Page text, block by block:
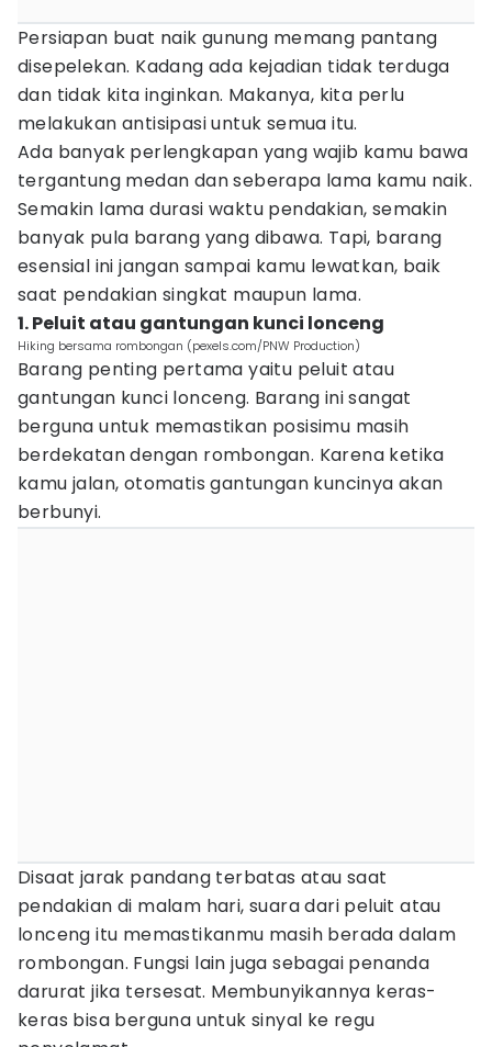
Persiapan buat naik gunung memang pantang
disepelekan. Kadang ada kejadian tidak terduga
dan tidak kita inginkan. Makanya, kita perlu
melakukan antisipasi untuk semua itu.
Ada banyak perlengkapan yang wajib kamu bawa
tergantung medan dan seberapa lama kamu naik.
Semakin lama durasi waktu pendakian, semakin
banyak pula barang yang dibawa. Tapi, barang
esensial ini jangan sampai kamu lewatkan, baik
saat pendakian singkat maupun lama.
1. Peluit atau gantungan kunci lonceng
Hiking bersama rombongan (pexels.com/PNW Production)
Barang penting pertama yaitu peluit atau
gantungan kunci lonceng. Barang ini sangat
berguna untuk memastikan posisimu masih
berdekatan dengan rombongan. Karena ketika
kamu jalan, otomatis gantungan kuncinya akan
berbunyi.
Disaat jarak pandang terbatas atau saat
pendakian di malam hari, suara dari peluit atau
lonceng itu memastikanmu masih berada dalam
rombongan. Fungsi lain juga sebagai penanda
darurat jika tersesat. Membunyikannya keras-
keras bisa berguna untuk sinyal ke regu